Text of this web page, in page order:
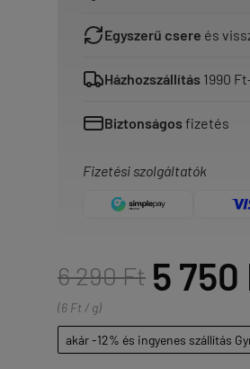
Egyszerű csere és
Házhozszállítás 1990
Biztonságosfizetés
Fizetési szolgáltatók
6 290 Ft 5 750
(6 Ft / g)
akár -12% és ingyenes szállítás